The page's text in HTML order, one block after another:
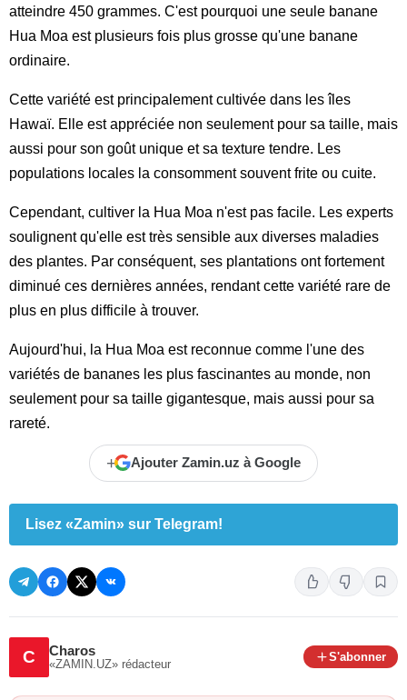
atteindre 450 grammes. C'est pourquoi une seule banane
Hua Moa est plusieurs fois plus grosse qu'une banane
ordinaire.
Cette variété est principalement cultivée dans les îles
Hawaï. Elle est appréciée non seulement pour sa taille, mais
aussi pour son goût unique et sa texture tendre. Les
populations locales la consomment souvent frite ou cuite.
Cependant, cultiver la Hua Moa n'est pas facile. Les experts
soulignent qu'elle est très sensible aux diverses maladies
des plantes. Par conséquent, ses plantations ont fortement
diminué ces dernières années, rendant cette variété rare de
plus en plus difficile à trouver.
Aujourd'hui, la Hua Moa est reconnue comme l'une des
variétés de bananes les plus fascinantes au monde, non
seulement pour sa taille gigantesque, mais aussi pour sa
rareté.
+ Ajouter Zamin.uz à Google
Lisez «Zamin» sur Telegram!
C Charos
«ZAMIN.UZ» rédacteur
S'abonner